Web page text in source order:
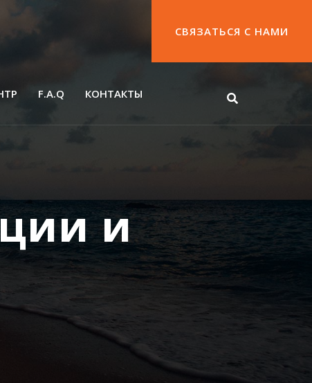
СВЯЗАТЬСЯ С НАМИ
F.A.Q КОНТАКТЫ
и